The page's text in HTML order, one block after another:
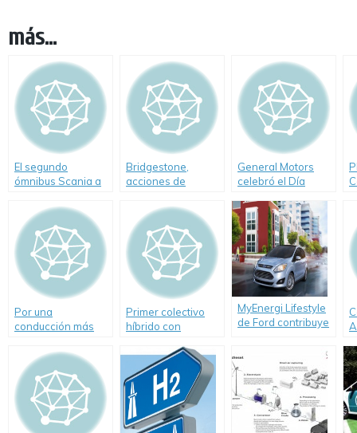
más...
El segundo
ómnibus Scania a
San Pablo.
Bridgestone,
acciones de
argentina
General Motors
celebró el Día
Medioambiente
Por una
conducción más
Primer colectivo
híbrido con
nacional para la
Ciudad de Buenos
Aires
MyEnergi Lifestyle
de Ford contribuye
reducción de la
huella de carbono.